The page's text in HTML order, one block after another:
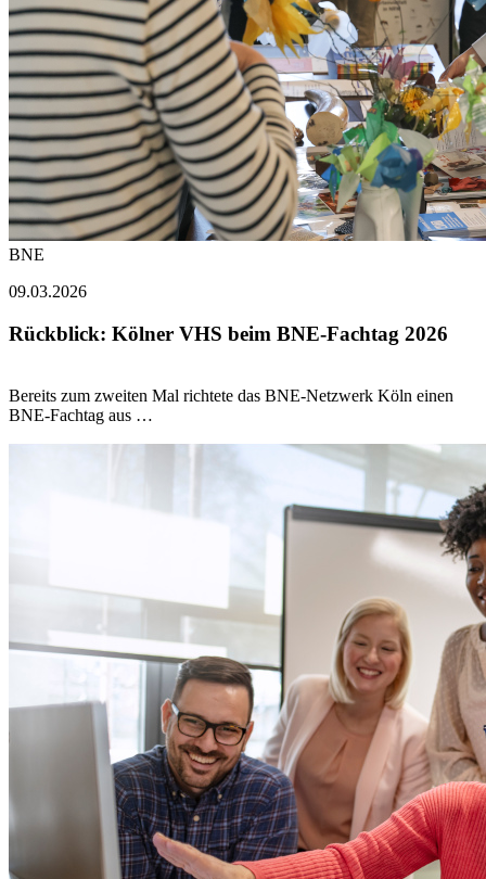
BNE
09.03.2026
Rückblick: Kölner VHS beim BNE-Fachtag 2026
Bereits zum zweiten Mal richtete das BNE-Netzwerk Köln einen
BNE-Fachtag aus …